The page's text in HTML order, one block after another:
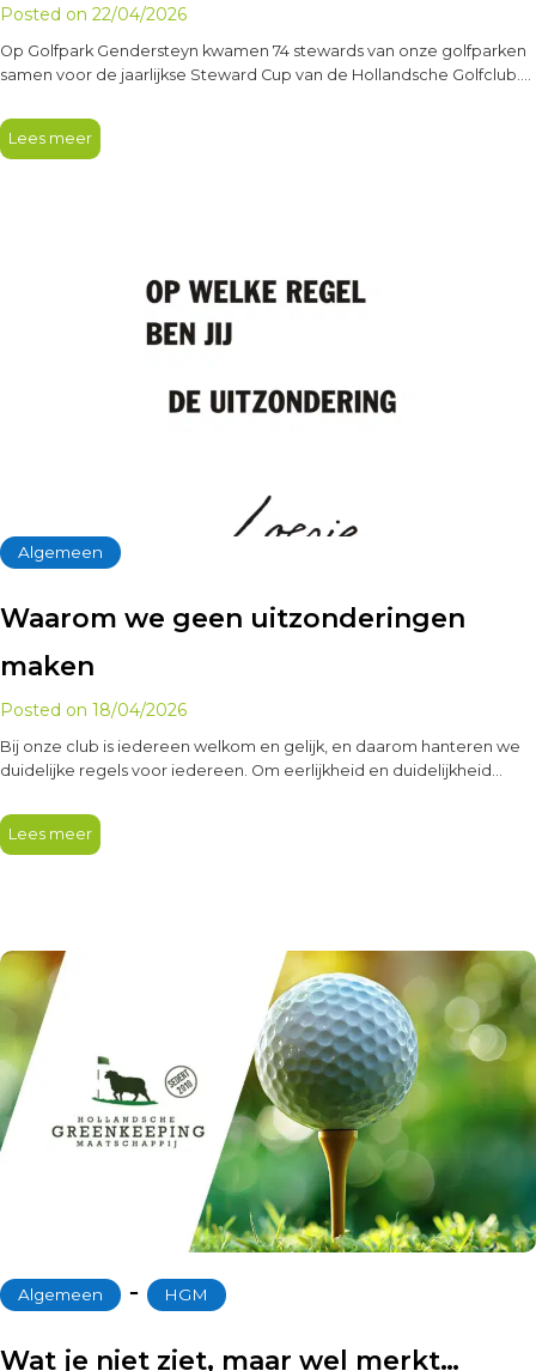
Posted on 22/04/2026
Op Golfpark Gendersteyn kwamen 74 stewards van onze golfparken
samen voor de jaarlijkse Steward Cup van de Hollandsche Golfclub.
Lees meer
Algemeen
Waarom we geen uitzonderingen
maken
Posted on 18/04/2026
Bij onze club is iedereen welkom en gelijk, en daarom hanteren we
duidelijke regels voor iedereen. Om eerlijkheid en duidelijkheid…
Lees meer
Algemeen ‐ HGM
Wat je niet ziet, maar wel merkt…